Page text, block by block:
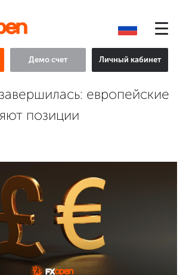
Демо счет Личный кабинет
европейские
позиции